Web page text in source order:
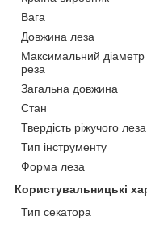
Вага
Довжина леза
Максимальний діаметр
реза
Загальна довжина
Стан
Твердість ріжучого леза
Тип інструменту
Форма леза
Користувальницькі
Тип секатора